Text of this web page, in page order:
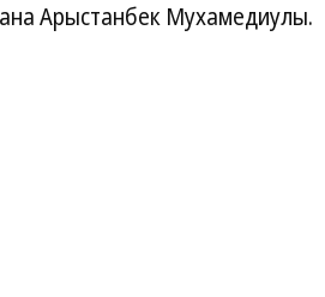
Арыстанбек Мухамедиулы.